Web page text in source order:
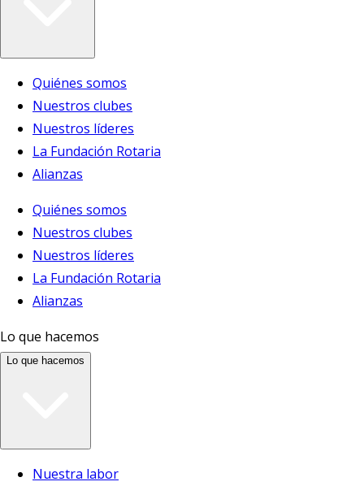
Quiénes somos
Nuestros clubes
Nuestros líderes
La Fundación Rotaria
Alianzas
Quiénes somos
Nuestros clubes
Nuestros líderes
La Fundación Rotaria
Alianzas
Lo que hacemos
Lo que hacemos
Nuestra labor